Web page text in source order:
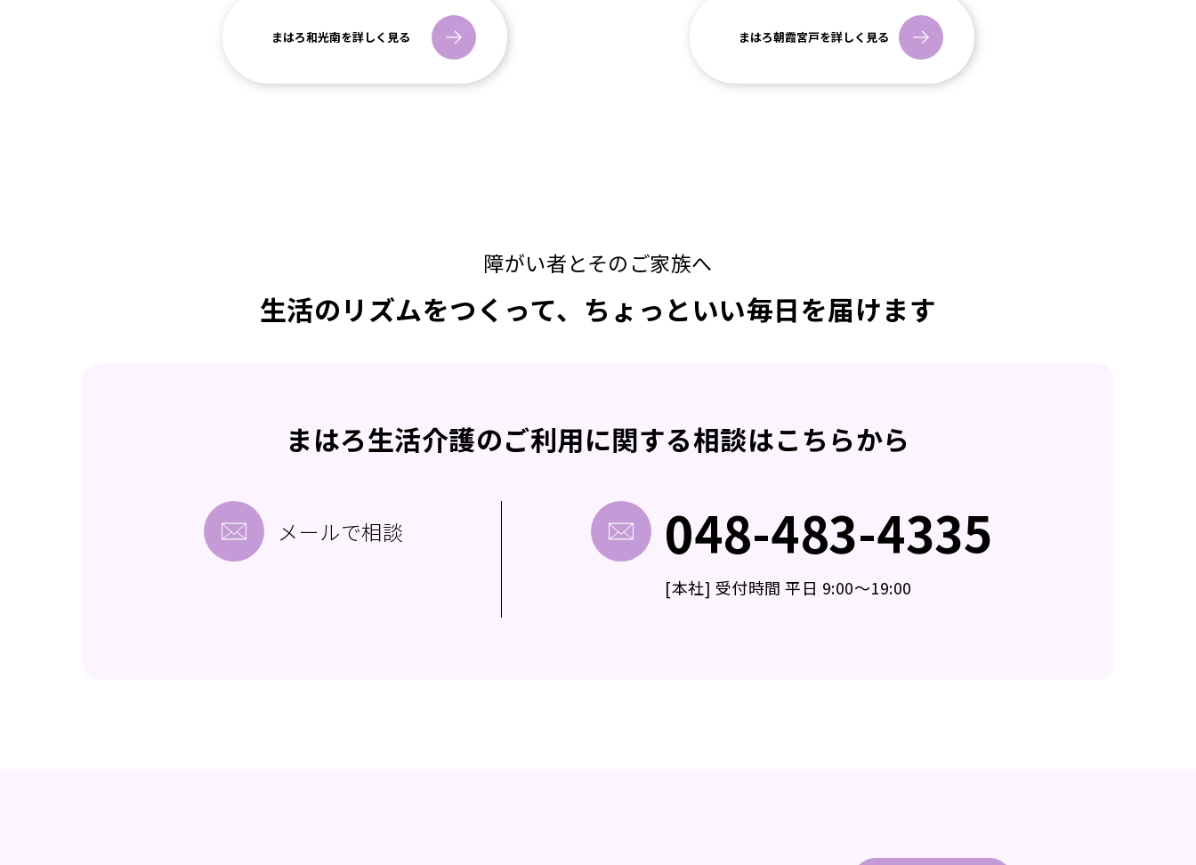
まはろ和光南を詳しく見る まはろ朝霞宮戸を詳しく見る
障がい者とそのご家族へ
生活のリズムをつくって、ちょっといい毎日を届けます
まはろ生活介護のご利用に関する相談はこちらから
メールで相談 048-483-4335
[本社] 受付時間 平日 9:00～19:00